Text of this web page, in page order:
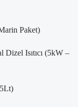
Paket)
Isıtıcı (5kW –